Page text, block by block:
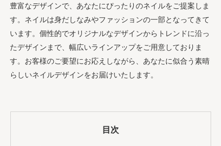
豊富なデザインで、あなたにぴったりのネイルをご提案しま
す。ネイルは身だしなみやファッションの一部となってきて
います。個性的でオリジナルなデザインからトレンドに沿っ
たデザインまで、幅広いラインアップをご用意しておりま
す。お客様のご要望にお応えしながら、あなたに似合う素晴
らしいネイルデザインをお届けいたします。
目次